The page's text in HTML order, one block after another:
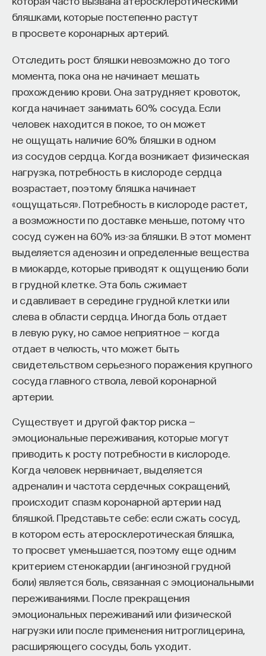
бляшками, которые постепенно растут
в просвете коронарных артерий.
Отследить рост бляшки невозможно до того
момента, пока она не начинает мешать
прохождению крови. Она затрудняет кровоток,
когда начинает занимать 60% сосуда. Если
человек находится в покое, то он может
не ощущать наличие 60% бляшки в одном
из сосудов сердца. Когда возникает физическая
нагрузка, потребность в кислороде сердца
возрастает, поэтому бляшка начинает
«ощущаться». Потребность в кислороде растет,
а возможности по доставке меньше, потому что
сосуд сужен на 60% из-за бляшки. В этот момент
выделяется аденозин и определенные вещества
в миокарде, которые приводят к ощущению боли
в грудной клетке. Эта боль сжимает
и сдавливает в середине грудной клетки или
слева в области сердца. Иногда боль отдает
в левую руку, но самое неприятное — когда
отдает в челюсть, что может быть
свидетельством серьезного поражения крупного
сосуда главного ствола, левой коронарной
артерии.
Существует и другой фактор риска —
эмоциональные переживания, которые могут
приводить к росту потребности в кислороде.
Когда человек нервничает, выделяется
адреналин и частота сердечных сокращений,
происходит спазм коронарной артерии над
бляшкой. Представьте себе: если сжать сосуд,
в котором есть атеросклеротическая бляшка,
то просвет уменьшается, поэтому еще одним
критерием стенокардии (ангинозной грудной
боли) является боль, связанная с эмоциональными
переживаниями. После прекращения
эмоциональных переживаний или физической
нагрузки или после применения нитроглицерина,
расширяющего сосуды, боль уходит.
мешает поиску подходящих ваканси; ​
Непрозрачные механизмы в инновационных
трудоустройства​;
Стереотипы не позволяют эффективно
конкурировать на международном рынке​.
Что такое Naukka Talents
Naukka Talents— это не просто рекрутинговый
сервис, а комплексная платформа поддержки
специалистов на пути к карьере в глобальных
инновационных индустриях. Сервис помогает
преодолеть существующие барьеры через
обучение, карьерное сопровождение и прямые
связи с компаниями, заинтересованными
в высококвалифицированныхкадрах.​
Сервис создан для всех, кто хочет найти свой
путь в инновационных индустриях:
Учёных, инженеров и исследователей
с опытом работы в научной сфере;
Специалистов с STEM-образованием,
желающих сменить сферу деятельности;
Тех, кто пока не имеет достаточного опыта
работы в индустрии, но стремится развивать
Для уже готовых специалистов достаточно
оставить информацию о себе: образование, опыт
работы, навыки, интересы и владение
иностранными языками. КомандаNaukka Talents
будет искать, где эти навыки могут быть
применены, и поможет найти международную
deep techили биотех компанию, где человек
сможет раскрыть свои таланты.​ Для тех, кто ещё
набирается опыта, сервис предлагает вебинары
и индивидуальные консультации, чтобы понять,
как развить необходимые навыки. Позднее будет
запущена серия спецпроектов, рассказывающих
о разных индустриях и их устройстве.​